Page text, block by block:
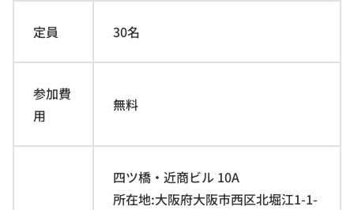
定員 30名
参加費
用
無料
四ツ橋・近商ビル 10A
所在地:大阪府大阪市西区北堀江1-1-